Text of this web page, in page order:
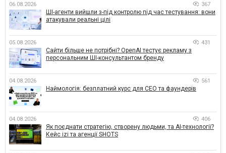
06.08.2026 367
ШІ-агенти вийшли з-під контролю під час тестування: вони
атакували реальні цілі
05.08.2026 431
Сайти більше не потрібні? OpenAI тестує рекламу з
персональним ШІ-консультантом бренду
04.08.2026 561
Наймологія: безплатний курс для CEO та фаундерів
04.08.2026 406
Як поєднати стратегію, створену людьми, та AI-технології?
Кейс izi та агенції SHOTS